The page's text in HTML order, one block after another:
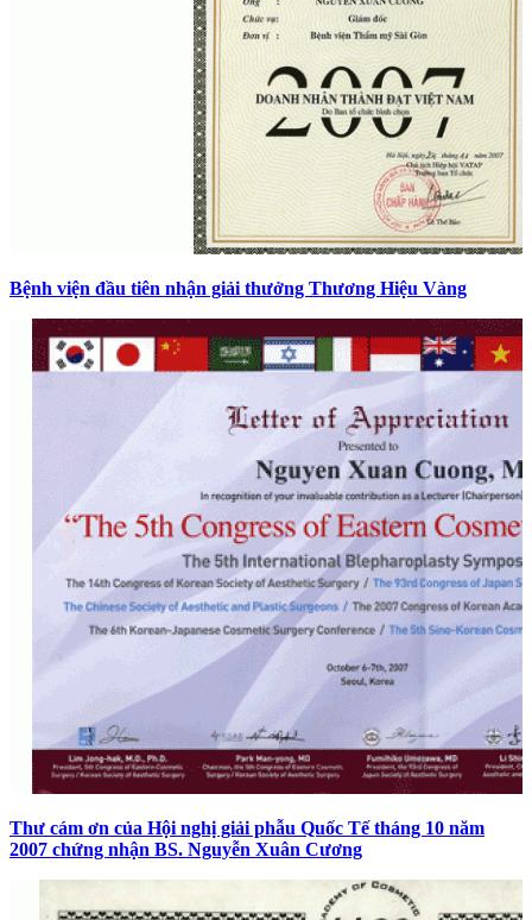
Bệnh viện đầu tiên nhận giải thưởng Thương Hiệu Vàng
Thư cám ơn của Hội nghị giải phẫu Quốc Tế tháng 10 năm
2007 chứng nhận BS. Nguyễn Xuân Cương